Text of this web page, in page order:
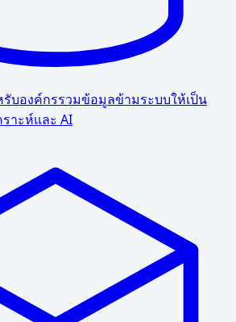
รับองค์กรรวมข้อมูลข้ามระบบให้เป็น
าะห์และ AI